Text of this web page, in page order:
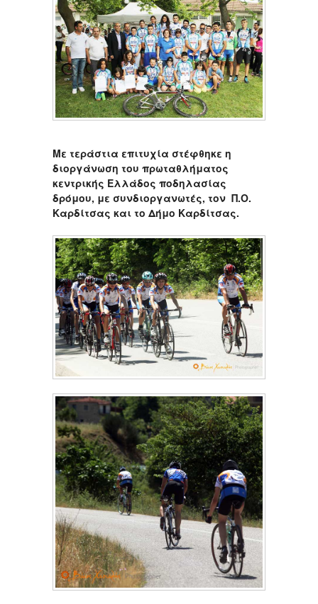
Με τεράστια επιτυχία στέφθηκε η
διοργάνωση του πρωταθλήματος
κεντρικής Ελλάδος ποδηλασίας
δρόμου, με συνδιοργανωτές, τον Π.Ο.
Καρδίτσας και το Δήμο Καρδίτσας.